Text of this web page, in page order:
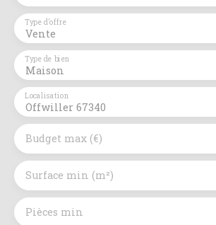
Vente
Type d'offre
Maison
Type de bien
Offwiller 67340
Localisation
Budget max (€)
Surface min (m²)
Pièces min